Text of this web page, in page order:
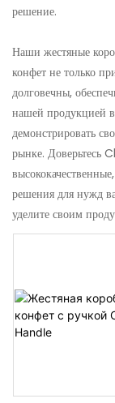
решение.
Наши жестяные
конфет не только
долговечны,
нашей продукцией
демонстрировать
рынке. Доверьтесь
решения для нужд
уделите своим